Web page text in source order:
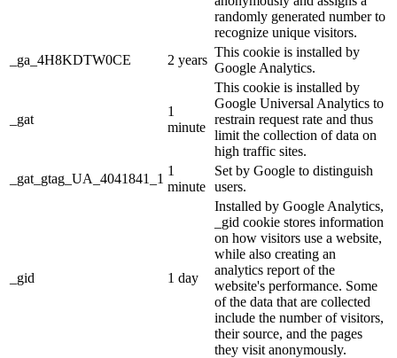
randomly generated number to
recognize unique visitors.
_ga_4H8KDTW0CE
2 years
This cookie is installed by
Google Analytics.
_gat
1
minute
This cookie is installed by
Google Universal Analytics to
restrain request rate and thus
limit the collection of data on
high traffic sites.
_gat_gtag_UA_4041841_1
1
minute
Set by Google to distinguish
users.
_gid 1 day
Installed by Google Analytics,
_gid cookie stores information
on how visitors use a website,
while also creating an
analytics report of the
website's performance. Some
of the data that are collected
include the number of visitors,
their source, and the pages
they visit anonymously.